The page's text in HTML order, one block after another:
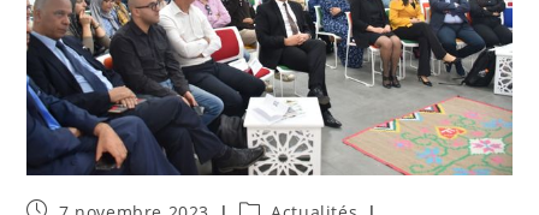
Publication
Post